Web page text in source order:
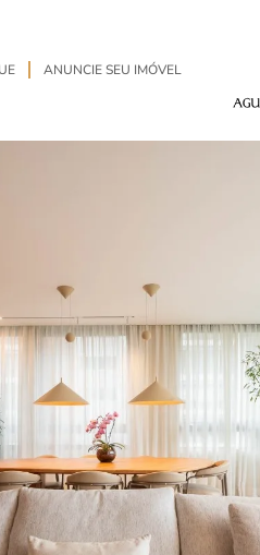
ANUNCIE SEU IMÓVEL